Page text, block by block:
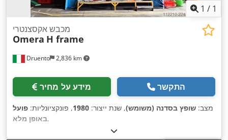
1 / 1
Druento 2,836 km
מכבש אקסצנטרי
Omera H frame
מידע על מחיר התקשר
מצב: שופץ בסדנה (משומש), שנת ייצור: 1980, פונקציונליות: פועל
באופן מלא,